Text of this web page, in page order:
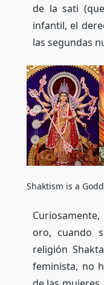
de la sati
infantil, el
las segundas
Shaktism is a
oro, cuando
religión
feminista, no